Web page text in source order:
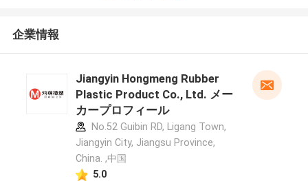
企業情報
Jiangyin Hongmeng Rubber
Plastic Product Co., Ltd. メー
カープロフィール
No.52 Guibin RD, Ligang Town,
Jiangyin City, Jiangsu Province,
China. ,中国
5.0